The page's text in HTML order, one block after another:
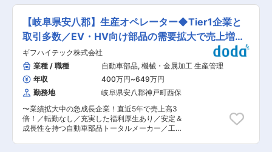
して自社内で行っているため要望や現場の声をす
ぐに反映することができるためスピード感のある
対応が出来ます。また一貫することでトータルコ
ストの面でも顧客の要望に応えられるような提案
を実現できます。 ◆金型メーカーとして誕生した
高い技術力 独自の金型技術を強みに持っており、
同社でしか製造できない製品を多数保有！（同社
シェア100％の車載エアコン部品もございます）
自動車完成車メーカーや部品メーカーなどから長
年の引き合いを頂いております。 ◆業績安定◎／
未来の製品製造 既存製品ばかりではなく、将来的
に向けた開発段階のものも多くございます。ご自
更の範囲：会社の定める業務
任せします。 設備・電気・制御の知識を活かし、
生産現場の課題解決を行う重要なポジションで
す。 ＜ 主な業務内容 ＞ ・生産設備の導入 / 立
上げ ・自動化 / 省人化の推進 ・生産ラインの改善
・PLCプログラムの作成・修正 ＼ 当社で働く3
つの魅力 ／ ◆スキルアップが可能 一貫生産を
行うトータルメーカーでは「ものづくり」に関わ
る多種多様な経験ができます。最新の機械の導入
も早く学ぶ環境も充実しています。 ◆頑張りが認
められる評価制度 「功労賞」など自分のがんばり
に関わらず、仕事の頑張りがすぐに評価に繋がり
ます。 ◆仲間の存在を感じれる職場環境 社員イ
ンタビューやコラム記事を発信している社内報や
【岐阜県安八郡】生産オペレーター◆Tier1企業と
取引多数／EV・HV向け部品の需要拡大で売上増
加！
ギフハイテック株式会社
業種 / 職種
自動車部品, 機械・金属加工 生産管理
年収
400万円~649万円
勤務地
岐阜県安八郡神戸町西保
〜業績拡大中の急成長企業！直近5年で売上高3
倍！／転勤なし／充実した福利厚生あり／安定＆
成長性を持つ自動車部品トータルメーカー／工場